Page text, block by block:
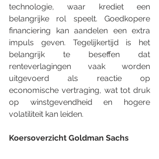
technologie, waar krediet een
belangrijke rol speelt. Goedkopere
financiering kan aandelen een extra
impuls geven. Tegelijkertijd is het
belangrijk te beseffen dat
renteverlagingen vaak worden
uitgevoerd als reactie op
economische vertraging, wat tot druk
op winstgevendheid en hogere
volatiliteit kan leiden.
Koersoverzicht Goldman Sachs